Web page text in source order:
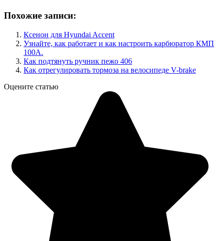
Похожие записи:
Ксенон для Hyundai Accent
Узнайте, как работает и как настроить карбюратор КМП
100А.
Как подтянуть ручник пежо 406
Как отрегулировать тормоза на велосипеде V-brake
Оцените статью